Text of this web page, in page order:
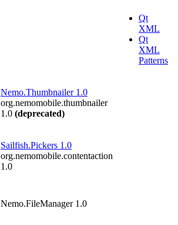
Qt
XML
Qt
XML
Patterns
Nemo.Thumbnailer 1.0
org.nemomobile.thumbnailer
1.0 (deprecated)
Sailfish.Pickers 1.0
org.nemomobile.contentaction
1.0
Nemo.FileManager 1.0